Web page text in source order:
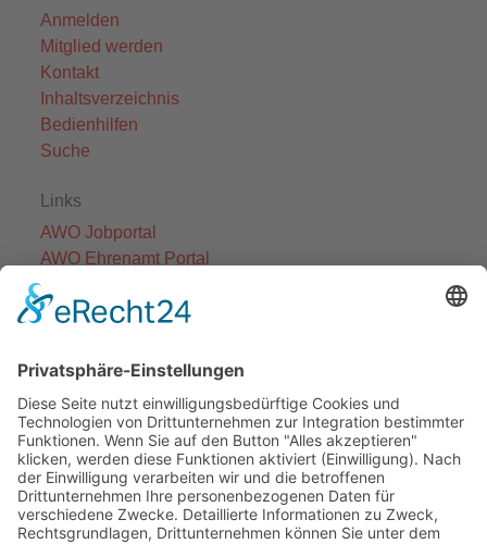
Anmelden
Mitglied werden
Kontakt
Inhaltsverzeichnis
Bedienhilfen
Suche
Links
AWO Jobportal
AWO Ehrenamt Portal
AWO Schulgesundheitsfachkräfte
AWO Bundesverband
AWO Pflegeberatung
AWO Kulturhaus Babelsberg
Arbeit mit Behinderung
AWO Büro Kindermut
Kulturland Brandenburg
AWO Selbsthilfe